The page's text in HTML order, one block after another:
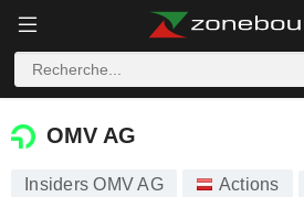
OMV AG
OMV AG
Insiders OMV AG Actions